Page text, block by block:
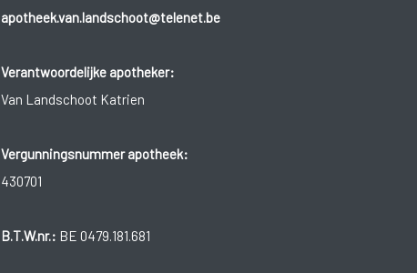
apotheek.van.landschoot@telenet.be
Verantwoordelijke apotheker:
Van Landschoot Katrien
Vergunningsnummer apotheek:
430701
B.T.W.nr.: BE 0479.181.681